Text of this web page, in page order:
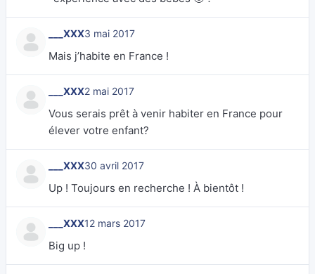
___XXX3 mai 2017
Mais j’habite en France !
___XXX2 mai 2017
Vous serais prêt à venir habiter en France pour
élever votre enfant?
___XXX30 avril 2017
Up ! Toujours en recherche ! À bientôt !
___XXX12 mars 2017
Big up !